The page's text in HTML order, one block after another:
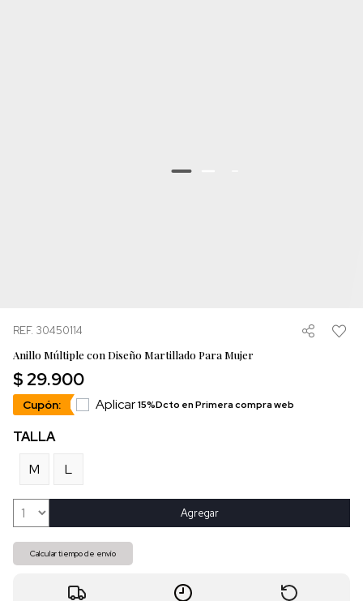
REF. 30450114
Anillo Múltiple con Diseño Martillado Para Mujer
$ 29.900
Cupón: Aplicar15%Dcto en Primera compra web
TALLA
M
L
Agregar
Calcular tiempo de envío